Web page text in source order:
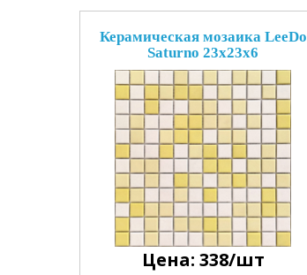
Керамическая мозаика LeeDo
Saturno 23x23x6
Цена: 338/шт